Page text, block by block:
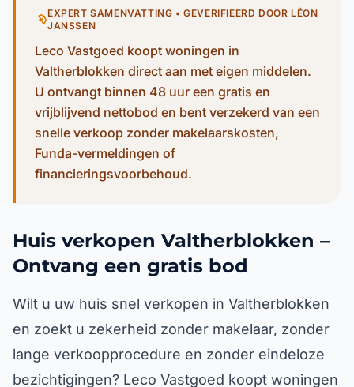
EXPERT SAMENVATTING • GEVERIFIEERD DOOR LÉON
JANSSEN
Leco Vastgoed koopt woningen in
Valtherblokken direct aan met eigen middelen.
U ontvangt binnen 48 uur een gratis en
vrijblijvend nettobod en bent verzekerd van een
snelle verkoop zonder makelaarskosten,
Funda-vermeldingen of
financieringsvoorbehoud.
Huis verkopen Valtherblokken –
Ontvang een gratis bod
Wilt u uw huis snel verkopen in Valtherblokken
en zoekt u zekerheid zonder makelaar, zonder
lange verkoopprocedure en zonder eindeloze
bezichtigingen? Leco Vastgoed koopt woningen